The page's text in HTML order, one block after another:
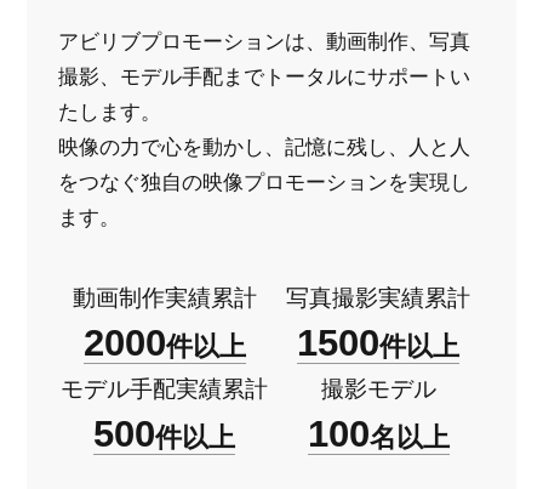
アビリブプロモーションは、動画制作、写真
撮影、モデル手配までトータルにサポートい
たします。
映像の力で心を動かし、記憶に残し、人と人
をつなぐ独自の映像プロモーションを実現し
ます。
動画制作実績累計
2000件以上
写真撮影実績累計
1500件以上
モデル手配実績累計
500件以上
撮影モデル
100名以上